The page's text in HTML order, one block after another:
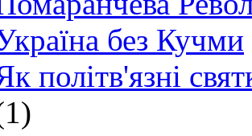
без Кучми
політв'язні